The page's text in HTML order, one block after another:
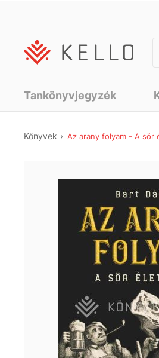
Tankönyvjegyzék
Könyvek Az arany folyam - A sör